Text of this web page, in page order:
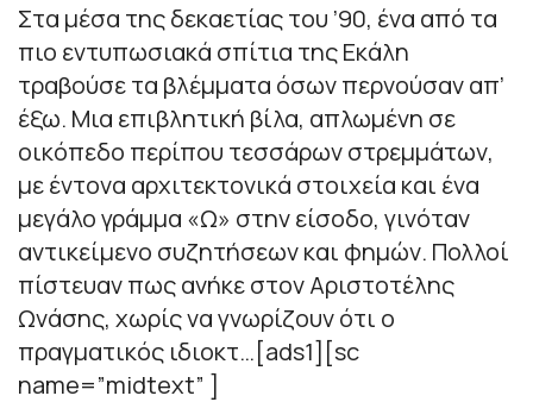
Στα μέσα της δεκαετίας του ’90, ένα από τα
πιο εντυπωσιακά σπίτια της Εκάλη
τραβούσε τα βλέμματα όσων περνούσαν απ’
έξω. Μια επιβλητική βίλα, απλωμένη σε
οικόπεδο περίπου τεσσάρων στρεμμάτων,
με έντονα αρχιτεκτονικά στοιχεία και ένα
μεγάλο γράμμα «Ω» στην είσοδο, γινόταν
αντικείμενο συζητήσεων και φημών. Πολλοί
πίστευαν πως ανήκε στον Αριστοτέλης
Ωνάσης, χωρίς να γνωρίζουν ότι ο
πραγματικός ιδιοκτ…[ads1][sc
name=”midtext” ]